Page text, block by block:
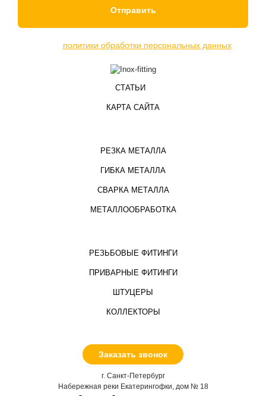
политики обработки персональных данных
СТАТЬИ
КАРТА САЙТА
РЕЗКА МЕТАЛЛА
ГИБКА МЕТАЛЛА
СВАРКА МЕТАЛЛА
МЕТАЛЛООБРАБОТКА
РЕЗЬБОВЫЕ ФИТИНГИ
ПРИВАРНЫЕ ФИТИНГИ
ШТУЦЕРЫ
КОЛЛЕКТОРЫ
Заказать звонок
г. Санкт-Петербург
Набережная реки Екатерингофки, дом № 18